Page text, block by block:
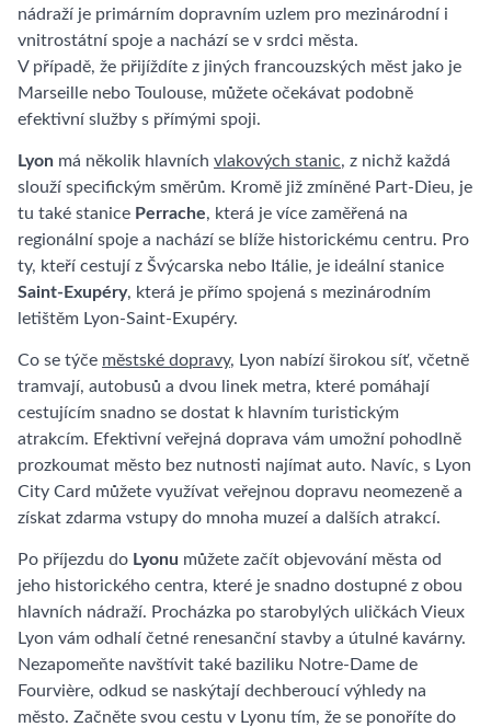
nádraží je primárním dopravním uzlem pro mezinárodní i
vnitrostátní spoje a nachází se v srdci města.
V případě, že přijíždíte z jiných francouzských měst jako je
Marseille nebo Toulouse, můžete očekávat podobně
efektivní služby s přímými spoji.
Lyon má několik hlavních vlakových stanic, z nichž každá
slouží specifickým směrům. Kromě již zmíněné Part-Dieu, je
tu také stanice Perrache, která je více zaměřená na
regionální spoje a nachází se blíže historickému centru. Pro
ty, kteří cestují z Švýcarska nebo Itálie, je ideální stanice
Saint-Exupéry, která je přímo spojená s mezinárodním
letištěm Lyon-Saint-Exupéry.
Co se týče městské dopravy, Lyon nabízí širokou síť, včetně
tramvají, autobusů a dvou linek metra, které pomáhají
cestujícím snadno se dostat k hlavním turistickým
atrakcím. Efektivní veřejná doprava vám umožní pohodlně
prozkoumat město bez nutnosti najímat auto. Navíc, s Lyon
City Card můžete využívat veřejnou dopravu neomezeně a
získat zdarma vstupy do mnoha muzeí a dalších atrakcí.
Po příjezdu do Lyonu můžete začít objevování města od
jeho historického centra, které je snadno dostupné z obou
hlavních nádraží. Procházka po starobylých uličkách Vieux
Lyon vám odhalí četné renesanční stavby a útulné kavárny.
Nezapomeňte navštívit také baziliku Notre-Dame de
Fourvière, odkud se naskýtají dechberoucí výhledy na
město. Začněte svou cestu v Lyonu tím, že se ponoříte do